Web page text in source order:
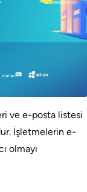
ve e-posta listesi
İşletmelerin e-
olmayı